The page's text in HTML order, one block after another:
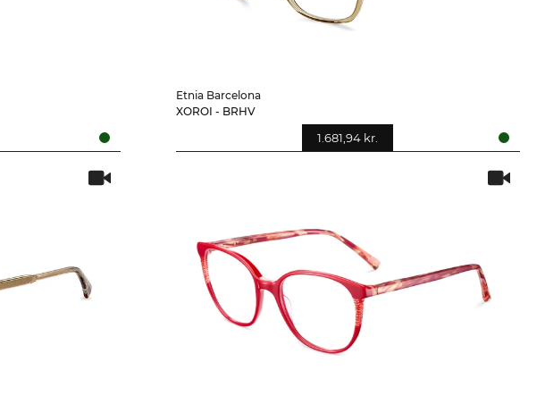
Etnia Barcelona
XOROI - BRHV
1.681,94 kr.